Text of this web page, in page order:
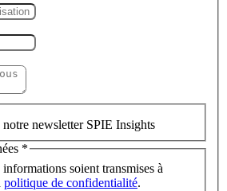
newsletter SPIE Insights
*
informations soient transmises à
politique de confidentialité.